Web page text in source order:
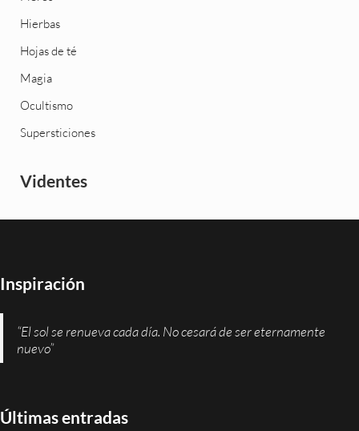
Hierbas
Hojas de té
Magia
Ocultismo
Supersticiones
Videntes
Inspiración
“El sol se renueva cada día. No cesará de ser eternamente
nuevo”
Últimas entradas